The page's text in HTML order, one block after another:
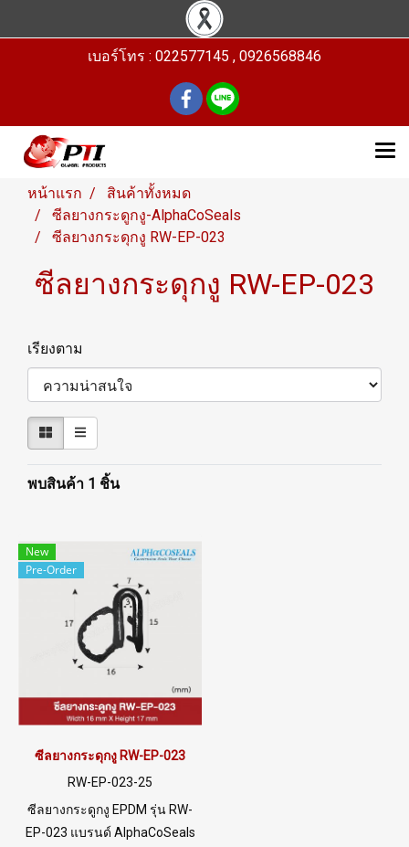
เบอร์โทร : 022577145 , 0926568846
หน้าแรก
สินค้าทั้งหมด
ซีลยางกระดูกงู-AlphaCoSeals
ซีลยางกระดุกงู RW-EP-023
ซีลยางกระดุกงู RW-EP-023
เรียงตาม
พบสินค้า 1 ชิ้น
New
Pre-Order
ซีลยางกระดุกงู RW-EP-023
RW-EP-023-25
ซีลยางกระดูกงู EPDM รุ่น RW-
EP-023 แบรนด์ AlphaCoSeals